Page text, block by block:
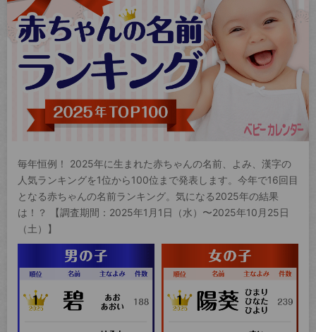
毎年恒例！ 2025年に生まれた赤ちゃんの名前、よみ、漢字の
人気ランキングを1位から100位まで発表します。今年で16回目
となる赤ちゃんの名前ランキング。気になる2025年の結果
は！？ 【調査期間：2025年1月1日（水）〜2025年10月25日
（土）】